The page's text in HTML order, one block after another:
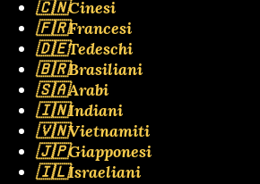
🇨🇳Cinesi
🇫🇷Francesi
🇩🇪Tedeschi
🇧🇷Brasiliani
🇸🇦Arabi
🇮🇳Indiani
🇻🇳Vietnamiti
🇯🇵Giapponesi
🇮🇱Israeliani